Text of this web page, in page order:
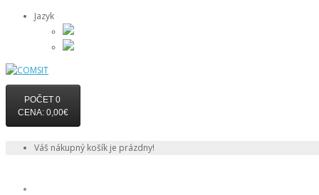
Jazyk
POČET 0
CENA: 0,00€
Váš nákupný košík je prázdny!